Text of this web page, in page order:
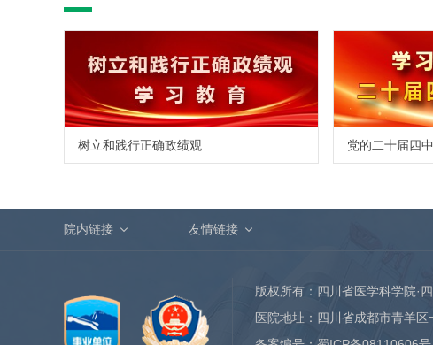
树立和践行正确政绩观 党的二十届四
院内链接 友情链接
版权所有：四川省医学科学院·
医院地址：四川省成都市青羊